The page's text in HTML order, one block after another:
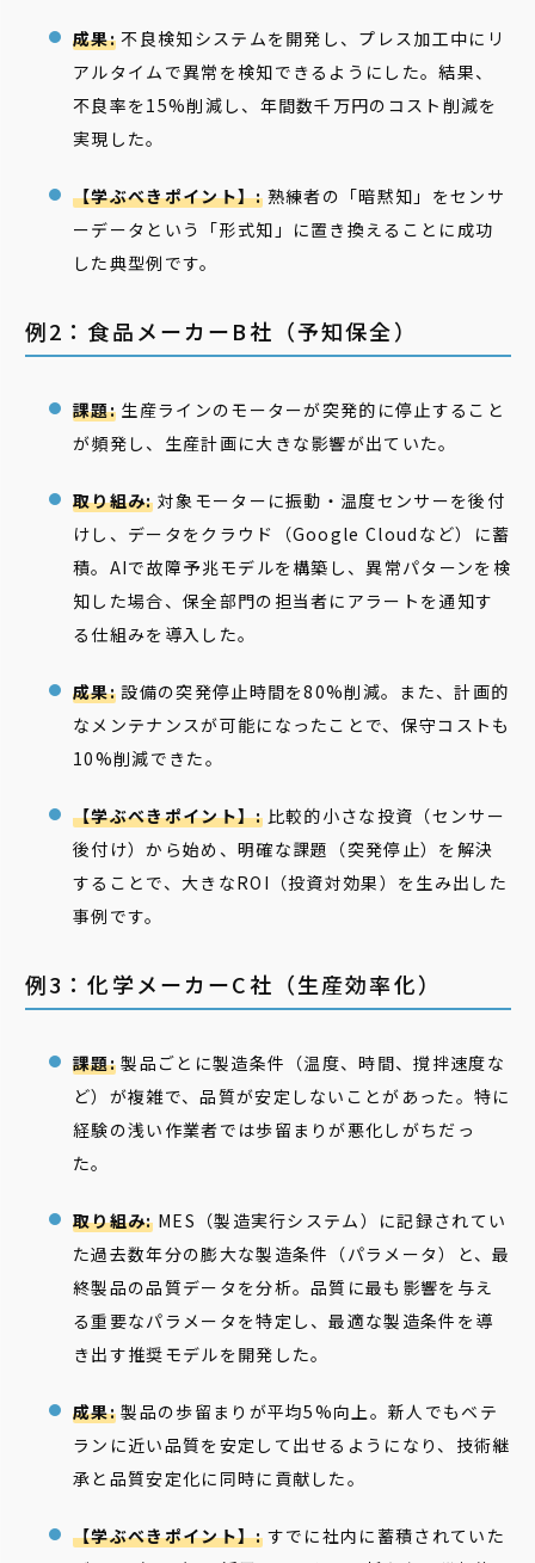
成果:不良検知システムを開発し、プレス加工中にリ
アルタイムで異常を検知できるようにした。結果、
不良率を15%削減し、年間数千万円のコスト削減を
実現した。
【学ぶべきポイント】:熟練者の「暗黙知」をセンサ
ーデータという「形式知」に置き換えることに成功
した典型例です。
例2：食品メーカーB社（予知保全）
課題:生産ラインのモーターが突発的に停止すること
が頻発し、生産計画に大きな影響が出ていた。
取り組み:対象モーターに振動・温度センサーを後付
けし、データをクラウド（Google Cloudなど）に蓄
積。AIで故障予兆モデルを構築し、異常パターンを検
知した場合、保全部門の担当者にアラートを通知す
る仕組みを導入した。
成果:設備の突発停止時間を80%削減。また、計画的
なメンテナンスが可能になったことで、保守コストも
10%削減できた。
【学ぶべきポイント】:比較的小さな投資（センサー
後付け）から始め、明確な課題（突発停止）を解決
することで、大きなROI（投資対効果）を生み出した
事例です。
例3：化学メーカーC社（生産効率化）
課題:製品ごとに製造条件（温度、時間、撹拌速度な
ど）が複雑で、品質が安定しないことがあった。特に
経験の浅い作業者では歩留まりが悪化しがちだっ
た。
取り組み:MES（製造実行システム）に記録されてい
た過去数年分の膨大な製造条件（パラメータ）と、最
終製品の品質データを分析。品質に最も影響を与え
る重要なパラメータを特定し、最適な製造条件を導
き出す推奨モデルを開発した。
成果:製品の歩留まりが平均5%向上。新人でもベテ
ランに近い品質を安定して出せるようになり、技術継
承と品質安定化に同時に貢献した。
【学ぶべきポイント】:すでに社内に蓄積されていた